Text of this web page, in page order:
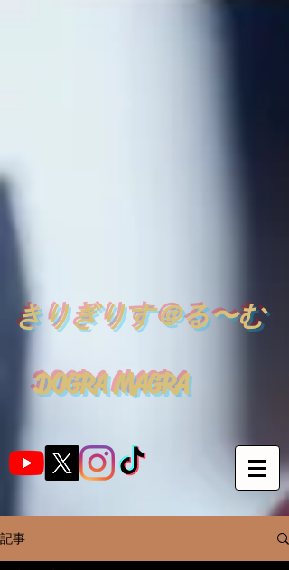
きりぎりす＠る〜む
DOGRA MAGRA
記事